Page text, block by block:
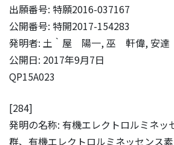
出願番号: 特願2016-037167
公開番号: 特開2017-154283
発明者: 土‵屋 陽一, 巫 軒偉, 安
公開日: 2017年9月7日
QP15A023
[284]
発明の名称: 有機エレクトロルミネッ
群、有機エレクトロルミネッセンス